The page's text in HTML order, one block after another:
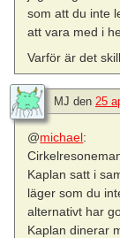
som att du inte
att vara med i
Varför är det
MJ den 25
@michael:
Kaplan satt i
läger som du
alternativt har
Kaplan dinerar